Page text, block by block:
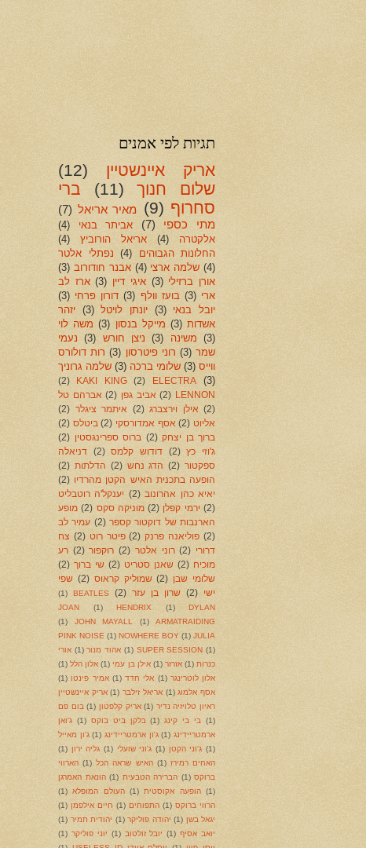
תגיות לפי אמנים
אריק איינשטיין
(12)
שלום חנוך
(11)
ברי
סחרוף (9) מאיר אריאל (7)
מתי כספי
(7) אביתר בנאי
(4)
אלקטרה
(4) אריאל הורוביץ
(4)
החלונות הגבוהים
(4) נפתלי אלטר
(4) שלמה ארצי (4) אבנר חודורוב (3)
אורן ברזילי (3) איגי דיין (3) ארז לב
ארי (3) בועז וולף (3) דורון פרחי (3)
יובל בנאי
(3) יונתן לויטל (3) יזהר
אשדות (3) מייקל בנסון (3) משה לוי
(3)
משינה (3) ניצן חורש (3)
נעמי
שמר (3) רוני פיטרסון (3) רות דולורס
ווייס (3) שלומי ברכה (3) שלמה גרוניך
(3)
ELECTRA
(2)
KAKI KING
(2)
LENNON
(2) אביב גפן (2) אברהם טל
(2) אילן וירצברג (2) איתמר ציגלר (2)
אליוט (2) אסף אמדורסקי (2) ביטלס (2)
ברוך בן יצחק (2) ברוס ספרינגסטין (2)
ג'וזי כץ
(2) דודוש קלמס (2)
דניאלה
ספקטור (2) הדג נחש (2) הדלתות (2)
הופעה בתכנית האיש הקטן מהרדיו (2)
יאיא כהן אהרונוב (2) יענקל'ה רוטבליט
(2) ירמי קפלן (2) מוניקה סקס (2) מופע
הארנבות של דוקטור קספר (2) עמיר לב
(2) פוליאנה פרנק (2) פיטר רוט (2) צח
דרורי (2) רוני אלטר (2) רוקפור (2) רע
מוכיח (2) שאנן סטריט (2) שי ברוך (2)
שלומי שבן (2) שמוליק קראוס (2) שפי
ישי
(2) שרון בן עזר (2)
BEATLES
(1)
DYLAN
(1)
HENDRIX
(1)
JOAN
ARMATRAIDING
(1)
JOHN MAYALL
(1)
JULIA
(1)
NOWHERE BOY
(1)
PINK NOISE
(1)
SUPER SESSION
(1) אהוד מנור (1) אורי
כנרות (1) אזרזר (1) אילן בן עמי (1) אלון הלל (1)
אלון לוטרינגר (1) אלי חדד (1) אמיר פינטו (1)
אסף אלמוג (1) אריאל זילבר (1) אריק איינשטיין
ראיון טלויזיה נדיר (1) אריק קלפטון (1) בום פם
(1) בי בי קינג (1) בלקן ביט בוקס (1) ג'ואן
ארמטריידינג (1) ג'ון ארמטריידינג (1) ג'ון מאייל
(1) ג'וני הקטן (1) ג'וני שועלי (1) גליה ירון (1)
האחים רמירז (1) האיש שראה הכל (1) הארווי
ברוקס (1) הברירה הטבעית (1) הונאת האמרגן
(1) הופעה אקוסטית (1) העולם המופלא (1)
הרווי ברוקס (1) התפוחים (1) חיים אילפמן (1)
יגאל בשן (1) יהודה פוליקר (1) יהודית תמיר (1)
יואב אסיף (1) יובל זולטוב (1) יוני פוליקר (1)